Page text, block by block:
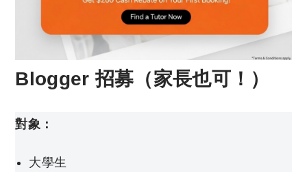
Blogger 招募（家長也可！）
對象：
大學生